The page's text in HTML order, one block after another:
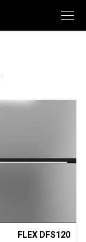
FLEX DFS120